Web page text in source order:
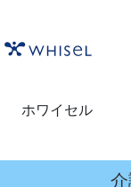
ホワイセル